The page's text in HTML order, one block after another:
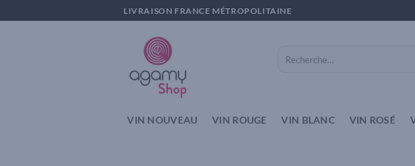
au
LIVRAISON FRANCE MÉTROPOLITAINE
pour :
VIN NOUVEAU VIN ROUGE VIN BLANC VIN ROSÉ